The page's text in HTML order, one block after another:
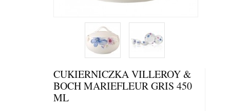
CUKIERNICZKA VILLEROY &
BOCH MARIEFLEUR GRIS 450
ML